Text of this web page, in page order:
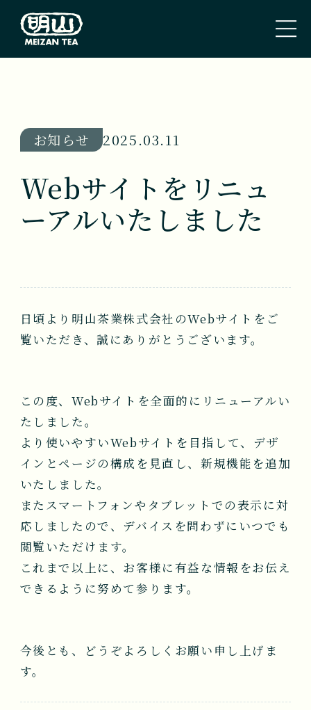
ABOUT US
NEWS
COMPANY
お問い合わせ
CONTACT
お知らせ 2025.03.11
Webサイトをリニュ
ーアルいたしました
日頃より明山茶業株式会社のWebサイトをご
覧いただき、誠にありがとうございます。
この度、Webサイトを全面的にリニューアルい
たしました。
より使いやすいWebサイトを目指して、デザ
インとページの構成を見直し、新規機能を追加
いたしました。
またスマートフォンやタブレットでの表示に対
応しましたので、デバイスを問わずにいつでも
閲覧いただけます。
これまで以上に、お客様に有益な情報をお伝え
できるように努めて参ります。
今後とも、どうぞよろしくお願い申し上げま
す。